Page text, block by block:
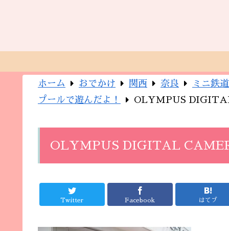
ホーム おでかけ 関西 奈良
ミニ鉄
プールで遊んだよ！
OLYMPUS
OLYMPUS DIGITAL
Twitter Facebook はてブ